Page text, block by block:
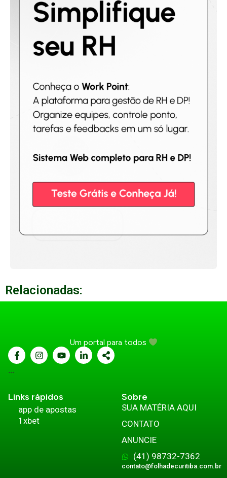
Relacionadas:
Um portal para todos
...
Links rápidos
app de apostas
1xbet
Sobre
SUA MATÉRIA AQUI
CONTATO
ANUNCIE
(41) 98732-7362
contato@folhadecuritiba.com.br